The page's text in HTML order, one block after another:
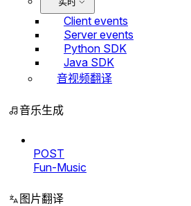
Client events
Server events
Python SDK
Java SDK
音视频翻译
音乐生成
POST
Fun-Music
图片翻译